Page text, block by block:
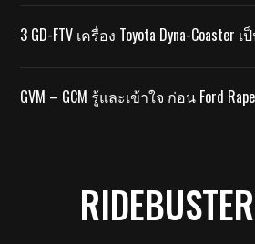
3 GD-FTV เครื่อง Toyota Dyna-
GVM – GCM รู้และเข้าใจ ก่อน Ford